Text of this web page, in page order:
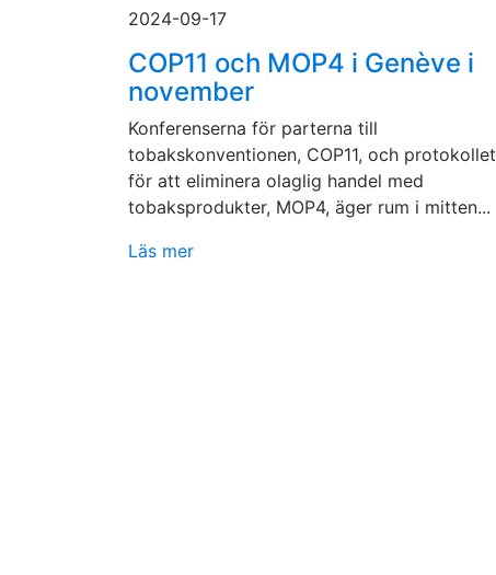
2024-09-17
COP11 och MOP4 i Genève i
november
Konferenserna för parterna till
tobakskonventionen, COP11, och protokollet
för att eliminera olaglig handel med
tobaksprodukter, MOP4, äger rum i mitten...
Läs mer